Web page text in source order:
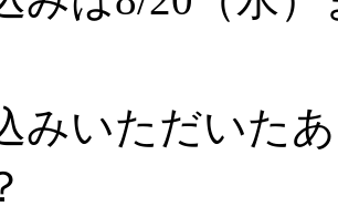
みいただいた